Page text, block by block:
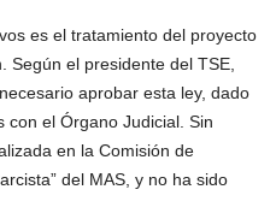
es el tratamiento del proyecto
Según el presidente del TSE,
aprobar esta ley, dado
el Órgano Judicial. Sin
en la Comisión de
del MAS, y no ha sido